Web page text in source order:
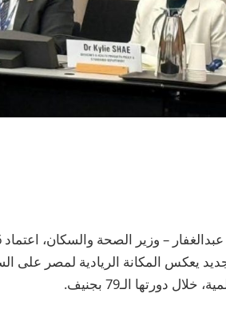
يعكس المكانة الريادية لمصر على
دورتها الـ79 بجنيف.